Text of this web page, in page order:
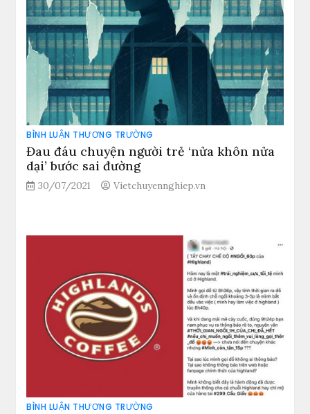
BÌNH LUẬN THƯƠNG TRƯỜNG
Đau đáu chuyện người trẻ ‘nửa khôn nửa
dại’ bước sai đường
30/07/2021 Vietchuyennghiep.vn
BÌNH LUẬN THƯƠNG TRƯỜNG